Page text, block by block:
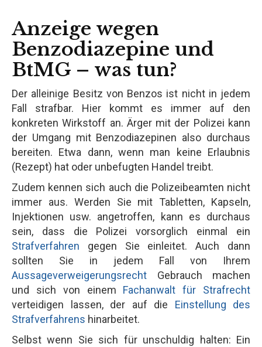
Anzeige wegen
Benzodiazepine und
BtMG – was tun?
Der alleinige Besitz von Benzos ist nicht in jedem
Fall strafbar. Hier kommt es immer auf den
konkreten Wirkstoff an. Ärger mit der Polizei kann
der Umgang mit Benzodiazepinen also durchaus
bereiten. Etwa dann, wenn man keine Erlaubnis
(Rezept) hat oder unbefugten Handel treibt.
Zudem kennen sich auch die Polizeibeamten nicht
immer aus. Werden Sie mit Tabletten, Kapseln,
Injektionen usw. angetroffen, kann es durchaus
sein, dass die Polizei vorsorglich einmal ein
Strafverfahren gegen Sie einleitet. Auch dann
sollten Sie in jedem Fall von Ihrem
Aussageverweigerungsrecht Gebrauch machen
und sich von einem Fachanwalt für Strafrecht
verteidigen lassen, der auf die Einstellung des
Strafverfahrens hinarbeitet.
Selbst wenn Sie sich für unschuldig halten: Ein